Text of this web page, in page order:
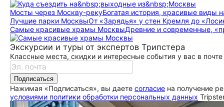
Мосты через Москву-рекуБогатая история, красивые виды
Лучшие парки МосквыОт «Зарядья» у стен Кремля до
Самые красивые храмы МосквыДревние и современные,
Экскурсии и туры от экспертов Трипстера
Классные места, скидки и интересные события у вас в почте
Подписаться
Нажимая «Подписаться», вы даете согласие на получение
условиями политики обработки персональных данных